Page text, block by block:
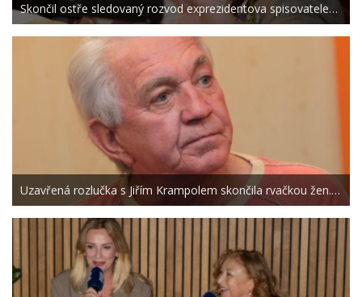
Skončil ostře sledovaný rozvod exprezidentova spisovatele…
Uzavřená rozlučka s Jiřím Krampolem skončila rvačkou žen.…